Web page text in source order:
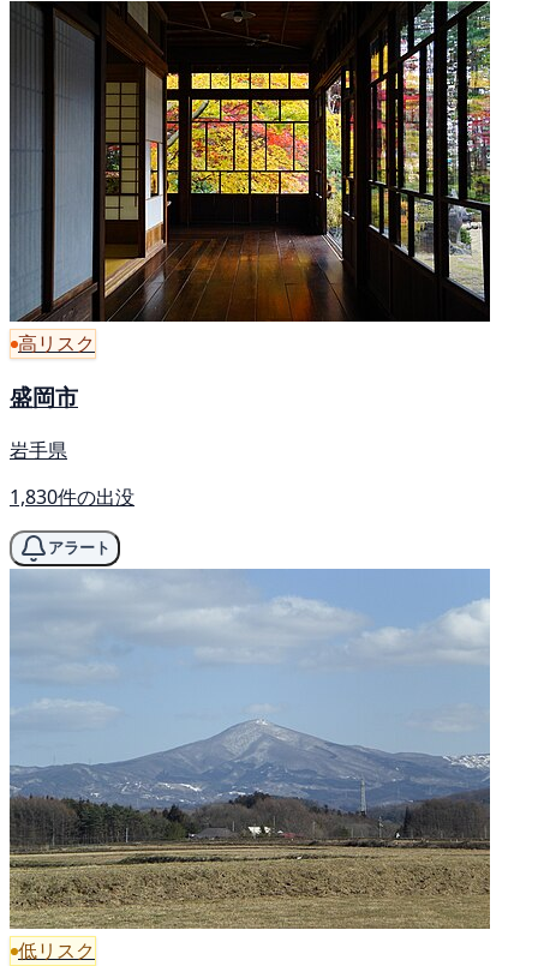
高リスク
盛岡市
岩手県
1,830件の出没
アラート
低リスク